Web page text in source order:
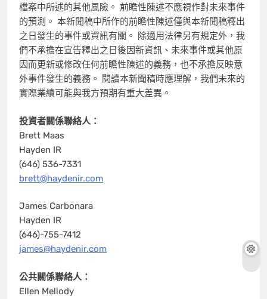
檔案中所述的其他風險。 前瞻性陳述不應視作對未來事件
的預測。 本新聞稿中所作的前瞻性陳述僅與本新聞稿釋出
之日發生的事件或資訊有關。 除適用法律另有規定外，我
們不承擔在宣告釋出之日後因新資訊、未來事件或其他原
因而更新或修改任何前瞻性陳述的義務，也不承擔反映意
外事件發生的義務。 閱讀本新聞稿時應理解，我們未來的
實際業績可能與我方預期有重大差異。
投資者關係聯絡人：
Brett Maas
Hayden IR
(646) 536-7331
brett@haydenir.com
James Carbonara
Hayden IR
(646)-755-7412
james@haydenir.com
公共關係聯絡人：
Ellen Mellody